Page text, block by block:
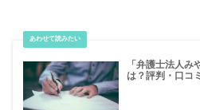
「弁護士法人み
は？評判・口コ